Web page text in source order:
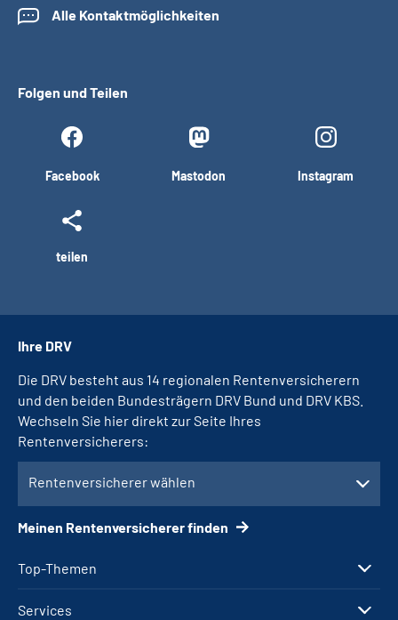
Alle Kontaktmöglichkeiten
Folgen und Teilen
Facebook Mastodon Instagram
teilen
Top-Themen
Services
Ihre DRV
Die DRV besteht aus 14 regionalen Rentenversicherern
und den beiden Bundesträgern DRV Bund und DRV KBS.
Wechseln Sie hier direkt zur Seite Ihres
Rentenversicherers:
Rentenversicherer wählen
Meinen Rentenversicherer finden